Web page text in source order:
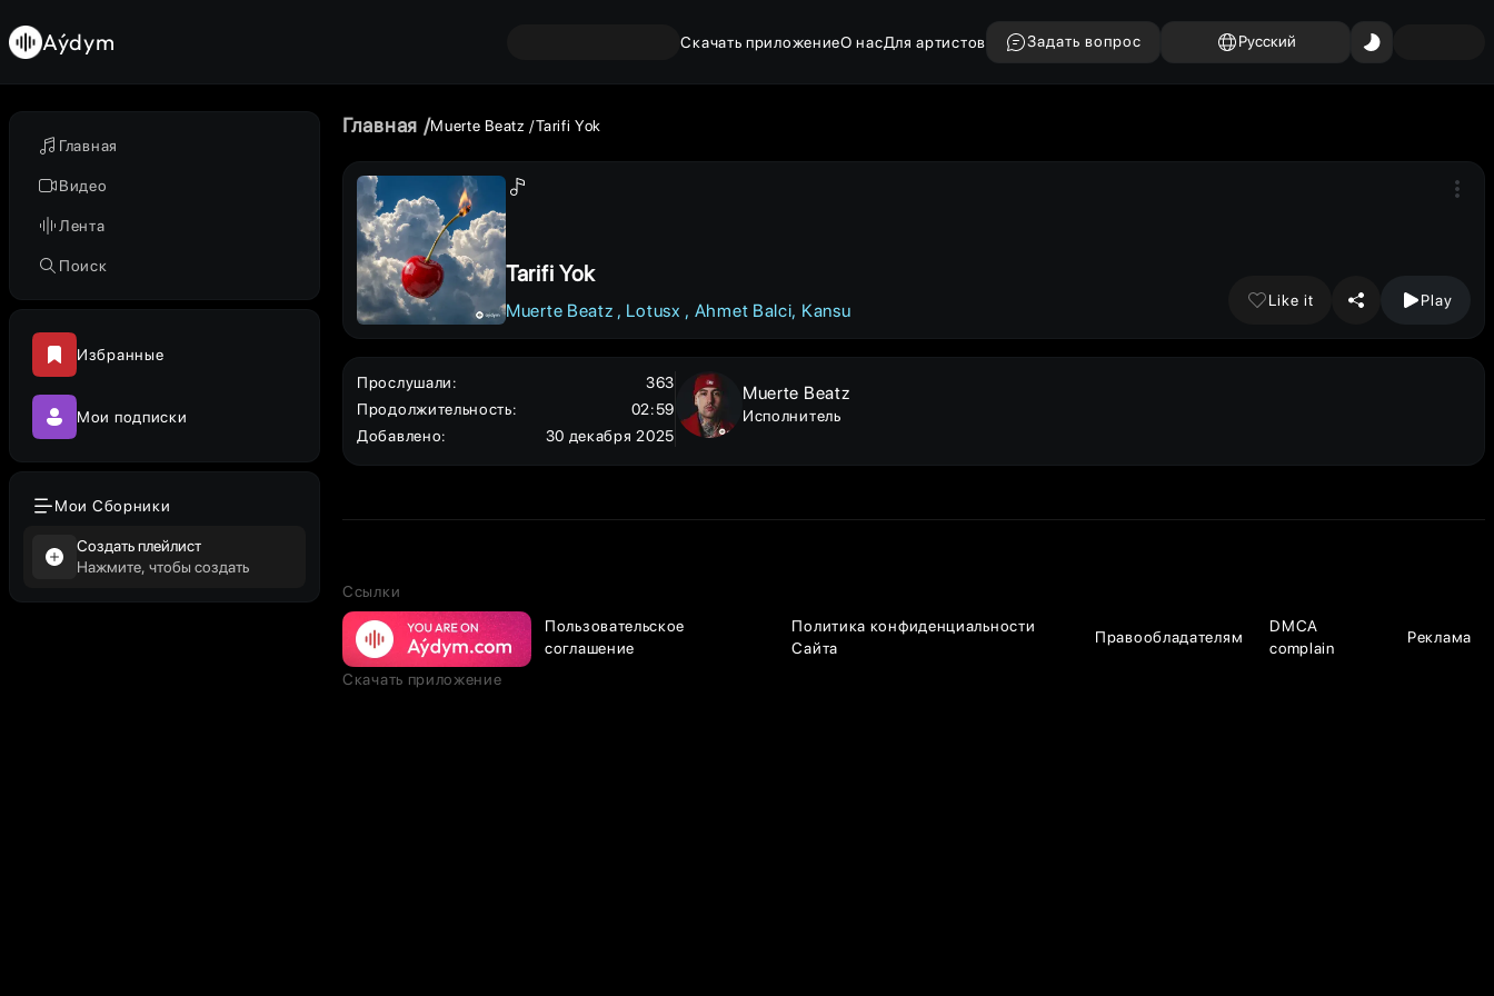
Главная
Видео
Лента
Поиск
Избранные
Мои подписки
Мои Сборники
Создать плейлист
Нажмите, чтобы создать
Aýdym Скачать приложениеО насДля артистов Задать вопрос Русский
Главная Muerte Beatz Tarifi Yok
Tarifi Yok
Muerte Beatz Lotusx Ahmet Balci Kansu
Like it Play
Прослушали:
363
Продолжительность:
02:59
Добавлено: 30 декабря 2025
Muerte Beatz
Исполнитель
Ссылки
Пользовательское
соглашение
Политика конфиденциальности
Сайта
Правообладателям
DMCA
complain
Реклама
Скачать приложение